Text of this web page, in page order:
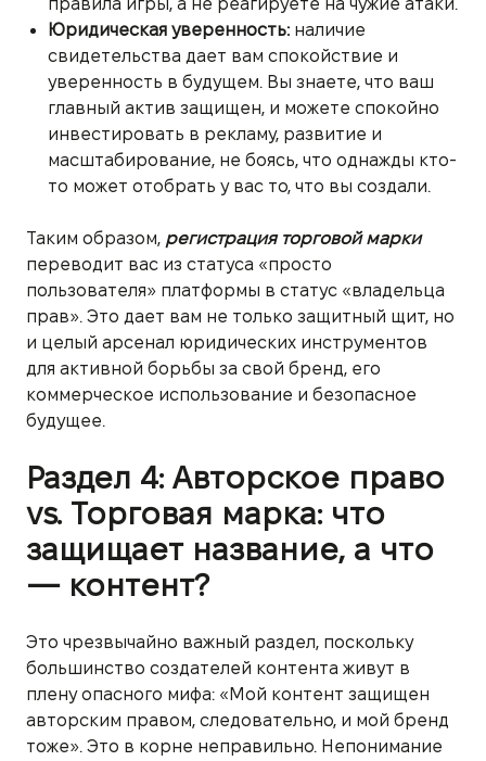
Юридическая уверенность:наличие
свидетельства дает вам спокойствие и
уверенность в будущем. Вы знаете, что ваш
главный актив защищен, и можете спокойно
инвестировать в рекламу, развитие и
масштабирование, не боясь, что однажды кто-
то может отобрать у вас то, что вы создали.
Таким образом, регистрация торговой марки
переводит вас из статуса «просто
пользователя» платформы в статус «владельца
прав». Это дает вам не только защитный щит, но
и целый арсенал юридических инструментов
для активной борьбы за свой бренд, его
коммерческое использование и безопасное
будущее.
Раздел 4: Авторское право
vs. Торговая марка: что
защищает название, а что
— контент?
Это чрезвычайно важный раздел, поскольку
большинство создателей контента живут в
плену опасного мифа: «Мой контент защищен
авторским правом, следовательно, и мой бренд
тоже». Это в корне неправильно. Непонимание